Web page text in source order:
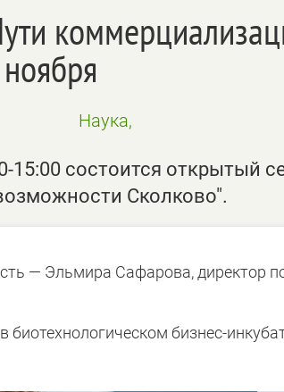
Наука,
15:00 состоится открытый
Сколково".
— Эльмира Сафарова, директор
биотехнологическом бизнес-